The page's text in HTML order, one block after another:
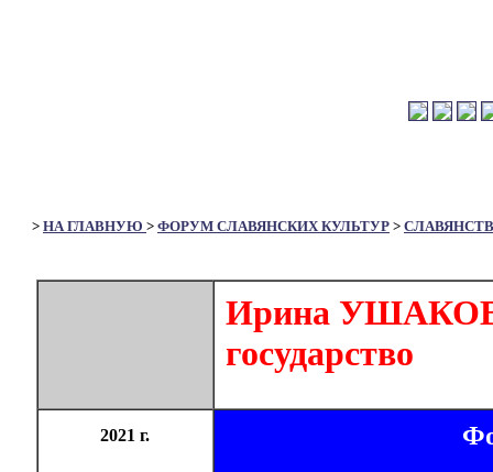
> НА ГЛАВНУЮ > ФОРУМ СЛАВЯНСКИХ КУЛЬТУР >
Ирина
государство
2021 г.